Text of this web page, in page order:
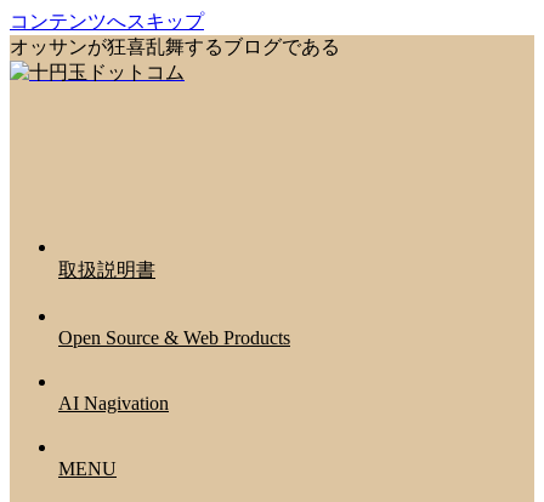
コンテンツへスキップ
オッサンが狂喜乱舞するブログである
取扱説明書
Open Source & Web Products
AI Nagivation
MENU